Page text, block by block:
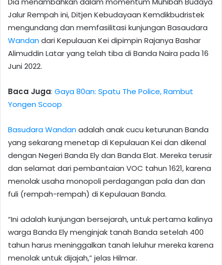
Jalur Rempah ini, Ditjen Kebudayaan Kemdikbudristek
mengundang dan memfasilitasi kunjungan Basaudara
Wandandari Kepulauan Kei dipimpin Rajanya Bashar
Alimuddin Latar yang telah tiba di Banda Naira pada 16
Juni 2022.
Baca Juga: Gaya 80an: Spatu The Police, Rambut
Yongen Scoop
Basudara Wandanadalah anak cucu keturunan Banda
yang sekarang menetap di Kepulauan Kei dan dikenal
dengan Negeri Banda Ely dan Banda Elat. Mereka terusir
dan selamat dari pembantaian VOC tahun 1621, karena
menolak usaha monopoli perdagangan pala dan dan
fuli (rempah-rempah) di Kepulauan Banda.
“Ini adalah kunjungan bersejarah, untuk pertama kalinya
warga Banda Ely menginjak tanah Banda setelah 400
tahun harus meninggalkan tanah leluhur mereka karena
menolak untuk dijajah,” jelas Hilmar.